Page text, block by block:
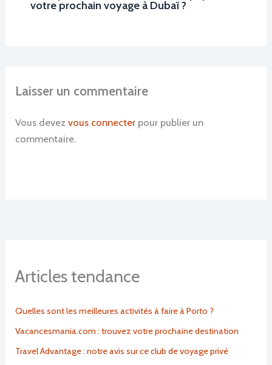
votre prochain voyage à Dubaï ?
Laisser un commentaire
Vous devezvous connecter pour publier un
commentaire.
Articles tendance
Quelles sont les meilleures activités à faire à Porto ?
Vacancesmania.com : trouvez votre prochaine destination
Travel Advantage : notre avis sur ce club de voyage privé